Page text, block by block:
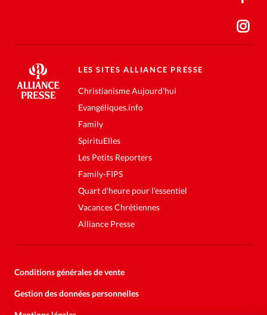
LES SITES ALLIANCE PRESSE
Christianisme Aujourd'hui
Evangéliques.info
Family
SpirituElles
Les Petits Reporters
Family-FIPS
Quart d'heure pour l'essentiel
Vacances Chrétiennes
Alliance Presse
Conditions générales de vente
Gestion des données personnelles